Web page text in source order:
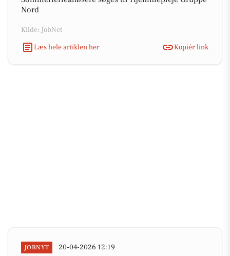
Nord
Kilde: JobNet
Læs hele artiklen her
Kopiér link
JOBNYT 20-04-2026 12:19